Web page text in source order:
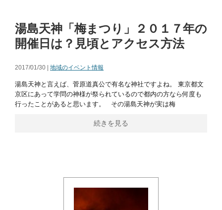
湯島天神「梅まつり」２０１７年の
開催日は？見頃とアクセス方法
2017/01/30 | 地域のイベント情報
湯島天神と言えば、菅原道真公で有名な神社ですよね。 東京都文
京区にあって学問の神様が祭られているので都内の方なら何度も
行ったことがあると思います。 その湯島天神が実は梅
続きを見る